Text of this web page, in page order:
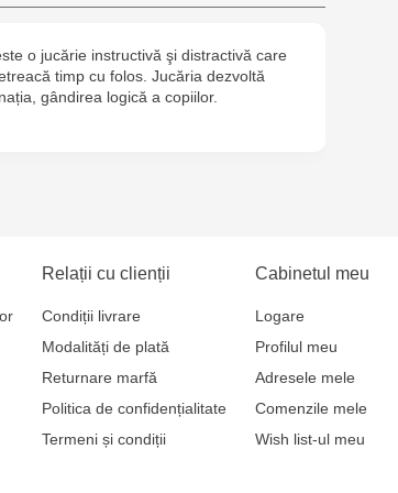
o jucărie instructivă şi distractivă care
timp cu folos. Jucăria dezvoltă
gândirea logică a copiilor.
Relații cu clienții
Condiții livrare
Modalități de plată
Returnare marfă
Politica de confidențialitate
Termeni și condiții
Cabinetul meu
Logare
Profilul meu
Adresele mele
Comenzile mele
Wish list-ul meu